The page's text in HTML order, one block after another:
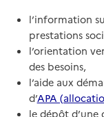
l’information
prestations
l’orientation
des besoins,
l’aide aux
d’APA
le dépôt d’une